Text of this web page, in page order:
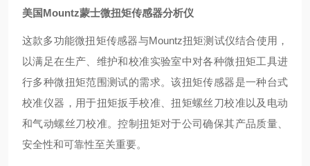
美国Mountz蒙士微扭矩传感器分析仪
这款多功能微扭矩传感器与Mountz扭矩测试仪结合使用，
以满足在生产、维护和校准实验室中对各种微扭矩工具进
行多种微扭矩范围测试的需求。该扭矩传感器是一种台式
校准仪器，用于扭矩扳手校准、扭矩螺丝刀校准以及电动
和气动螺丝刀校准。控制扭矩对于公司确保其产品质量、
安全性和可靠性至关重要。